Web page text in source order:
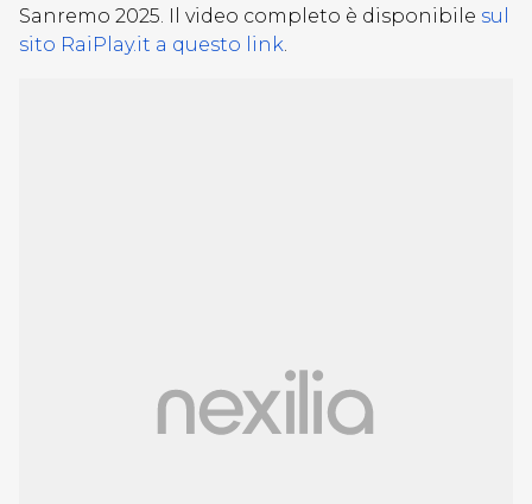
Sanremo 2025. Il video completo è disponibile sul
sito RaiPlay.it a questo link.